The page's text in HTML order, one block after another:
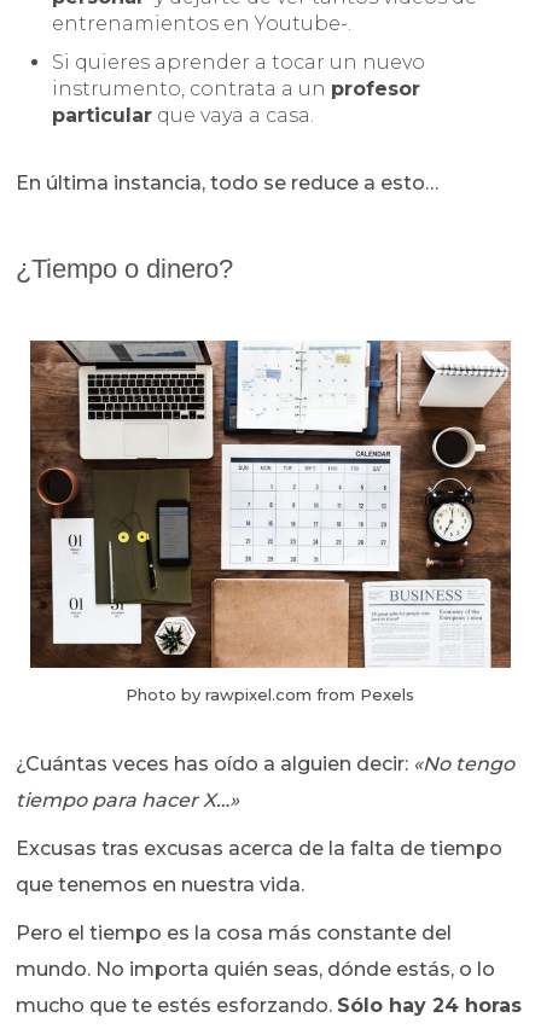
entrenamientos en Youtube-.
Si quieres aprender a tocar un nuevo
instrumento, contrata a un profesor
particular que vaya a casa.
En última instancia, todo se reduce a esto…
¿Tiempo o dinero?
Photo by rawpixel.com from Pexels
¿Cuántas veces has oído a alguien decir: «No tengo
tiempo para hacer X…»
Excusas tras excusas acerca de la falta de tiempo
que tenemos en nuestra vida.
Pero el tiempo es la cosa más constante del
mundo. No importa quién seas, dónde estás, o lo
mucho que te estés esforzando. Sólo hay 24 horas